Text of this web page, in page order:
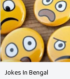
Jokes In Bengal